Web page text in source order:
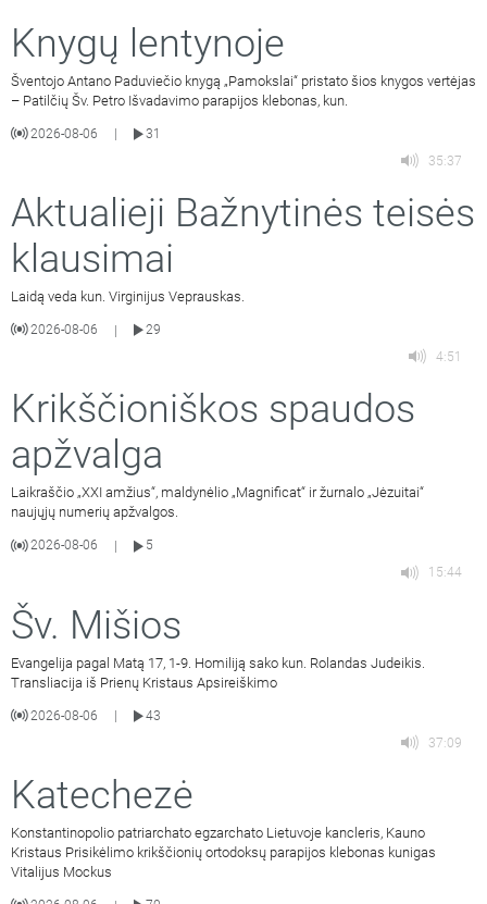
Knygų lentynoje
Šventojo Antano Paduviečio knygą „Pamokslai“ pristato šios knygos vertėjas
– Patilčių Šv. Petro Išvadavimo parapijos klebonas, kun.
2026-08-06
31
35:37
Aktualieji Bažnytinės teisės
klausimai
Laidą veda kun. Virginijus Veprauskas.
2026-08-06 |
29
4:51
Krikščioniškos spaudos
apžvalga
Laikraščio „XXI amžius“, maldynėlio „Magnificat“ ir žurnalo „Jėzuitai“
naujųjų numerių apžvalgos.
2026-08-06
5
15:44
Šv. Mišios
Evangelija pagal Matą 17, 1-9. Homiliją sako kun. Rolandas Judeikis.
Transliacija iš Prienų Kristaus Apsireiškimo
2026-08-06
43
37:09
Katechezė
Konstantinopolio patriarchato egzarchato Lietuvoje kancleris, Kauno
Kristaus Prisikėlimo krikščionių ortodoksų parapijos klebonas kunigas
Vitalijus Mockus